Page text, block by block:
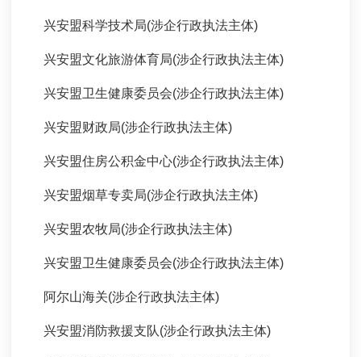
兴安盟科学技术局(涉企行政执法主体)
兴安盟文化旅游体育局(涉企行政执法主体)
兴安盟卫生健康委员会(涉企行政执法主体)
兴安盟财政局(涉企行政执法主体)
兴安盟住房公积金中心(涉企行政执法主体)
兴安盟烟草专卖局(涉企行政执法主体)
兴安盟农牧局(涉企行政执法主体)
兴安盟卫生健康委员会(涉企行政执法主体)
阿尔山海关(涉企行政执法主体)
兴安盟消防救援支队(涉企行政执法主体)